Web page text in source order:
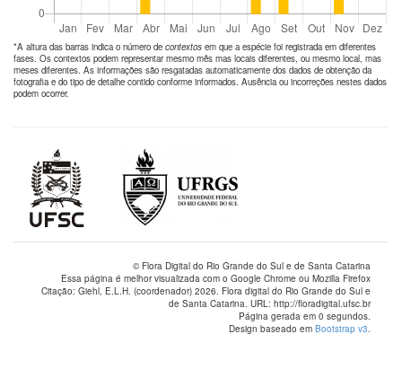
*A altura das barras indica o número de contextos em que a espécie foi registrada em diferentes
fases. Os contextos podem representar mesmo mês mas locais diferentes, ou mesmo local, mas
meses diferentes. As informações são resgatadas automaticamente dos dados de obtenção da
fotografia e do tipo de detalhe contido conforme informados. Ausência ou incorreções nestes dados
podem ocorrer.
© Flora Digital do Rio Grande do Sul e de Santa Catarina
Essa página é melhor visualizada com o Google Chrome ou Mozilla Firefox
Citação: Giehl, E.L.H. (coordenador) 2026. Flora digital do Rio Grande do Sul e
de Santa Catarina. URL: http://floradigital.ufsc.br
Página gerada em 0 segundos.
Design baseado em Bootstrap v3